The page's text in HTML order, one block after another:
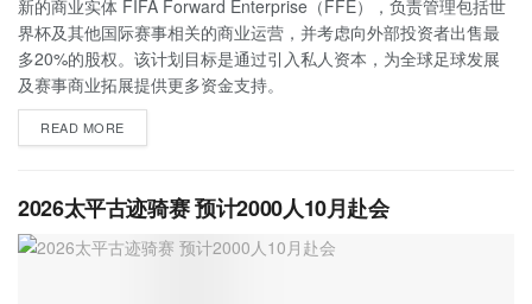
新的商业实体 FIFA Forward Enterprise（FFE），负责管理包括世
界杯及其他国际赛事相关的商业运营，并考虑向外部投资者出售最
多20%的股权。该计划目标是通过引入私人资本，为全球足球发展
及赛事商业拓展提供更多资金支持。
READ MORE
2026太平古迹骑赛 预计2000人10月赴会